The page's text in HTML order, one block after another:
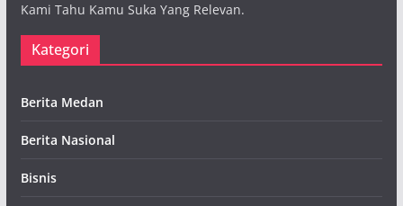
Kami Tahu Kamu Suka Yang Relevan.
Kategori
Berita Medan
Berita Nasional
Bisnis